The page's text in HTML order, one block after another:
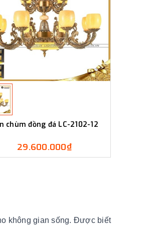
chùm đồng đá LC-2102-12
29.600.000₫
không gian sống. Được biết